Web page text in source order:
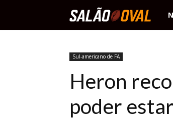
Sul-americano de FA
Heron
poder